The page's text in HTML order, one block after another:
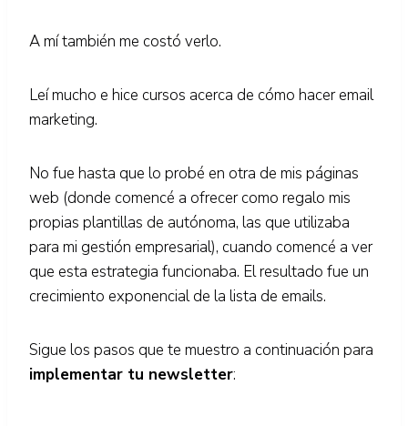
A mí también me costó verlo.
Leí mucho e hice cursos acerca de cómo hacer email
marketing.
No fue hasta que lo probé en otra de mis páginas
web (donde comencé a ofrecer como regalo mis
propias plantillas de autónoma, las que utilizaba
para mi gestión empresarial), cuando comencé a ver
que esta estrategia funcionaba. El resultado fue un
crecimiento exponencial de la lista de emails.
Sigue los pasos que te muestro a continuación para
implementar tu newsletter: